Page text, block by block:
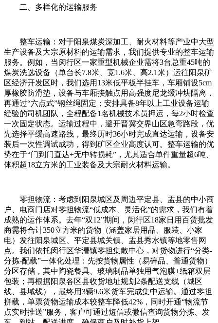
二、多样化的运输服务
整车运输：对于阳泉煤炭深加工、耐火材料等产业中大型
生产设备及大宗原材料的运输需求，我们提供专业的整车运输
服务。例如，当闵行区一家重型机械企业需将3台总重45吨的
煤炭洗选设备（单台长7.8米、宽1.6米、高2.1米）运往阳泉矿
区经济开发区时，我们选用13米低平板半挂车，车厢铺设5cm
厚橡胶防滑垫，设备与车厢接触点用高强度尼龙缓冲块隔离，
再通过“六点式”钢丝绳固定；安排具备8年以上工业设备运输
经验的司机团队，全程配备1名机械技术员押运，每2小时检查
一次固定状态。运输过程中，避开晋冀交界山区急弯路段，优
先选择平缓高速路线，最终历时36小时完成直达运输，设备安
装后一次性调试成功，得到矿区企业高度认可。整车运输的优
势在于“门到门直达+无中转损耗”，尤其适合单件重量超6吨、
体积超18立方米的工业装备及大宗耐火材料运输。
零担物流：考虑到阳泉城区及周边平定县、盂县的中小商
户、电商门店对零担物流“低成本、灵活化”的需求，我们有着
成熟的运作体系。去年“双12”期间，闵行区18家日用百货批发
商需将合计350立方米的货物（涵盖家居用品、服装、小家
电）发往阳泉城区、平定县城关镇、盂县秀水镇等地零售网
点。我们依托闵行区华漕镇零担集散中心，对货物进行“分类-
分拣-配载”一体化处理：先按货物属性（易碎品、普通货物）
分区存储，其中陶瓷餐具、玻璃制品单独用气泡膜+纸箱双层
包装；再根据阳泉各区县收货地址规划2条配送支线（城区
线、县域线），最终用3辆9.6米货车完成集中运输。通过零担
拼载，单票货物运输成本较整车降低42%，同时开通“物流节
点实时推送”服务，客户可通过短信或微信查询货物分拣、发